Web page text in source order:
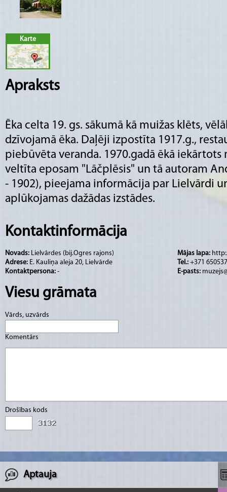
Karte
Apraksts
Ēka celta 19. gs. sākumā kā muižas klēts,
dzīvojamā ēka. Daļēji izpostīta 1917.g.,
piebūvēta veranda. 1970.gadā ēkā iekārtots
veltīta eposam "Lāčplēsis" un tā autoram
- 1902), pieejama informācija par Lielvārdi
aplūkojamas dažādas izstādes.
Darba laiks:
P. ________
O. 10.00 - 17.00
T. 10.00 - 17.00
C. 10.00 - 17.00
S. 10.00 - 17.00
Sv. 10.00 - 17.00
Ekskursijas un konsultācijas iepriekš ir
Kontaktinformācija
Novads: Lielvārdes (bij.Ogres rajons)
Adrese: E. Kauliņa aleja 20, Lielvārde
Kontaktpersona: -
Mājas lapa:
Tel.: +371
E-pasts:
Viesu grāmata
Vārds, uzvārds
Komentārs
Drošības kods
Aptauja